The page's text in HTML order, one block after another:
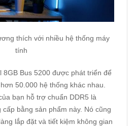
thích với nhiều hệ thống máy
tính
8GB Bus 5200 được phát triển để
50.000 hệ thống khác nhau.
bạn hỗ trợ chuẩn DDR5 là
bằng sản phẩm này. Nó cũng
lắp đặt và tiết kiệm không gian